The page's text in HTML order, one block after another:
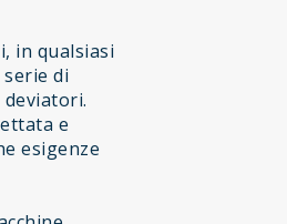
in qualsiasi
di
e
esigenze